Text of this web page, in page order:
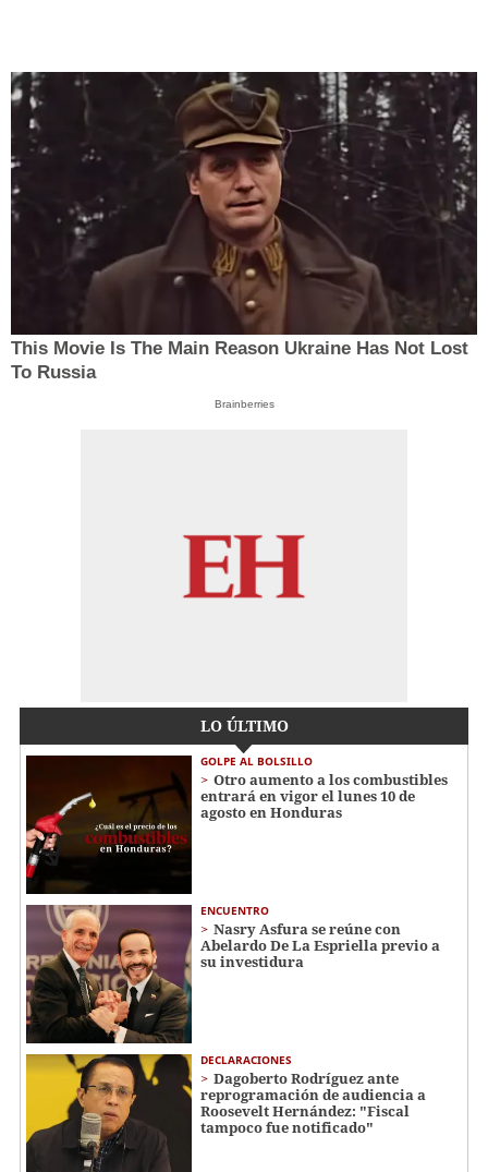
This Movie Is The Main Reason Ukraine Has Not Lost
To Russia
Brainberries
LO ÚLTIMO
GOLPE AL BOLSILLO
Otro aumento a los combustibles
entrará en vigor el lunes 10 de
agosto en Honduras
ENCUENTRO
Nasry Asfura se reúne con
Abelardo De La Espriella previo a
su investidura
DECLARACIONES
Dagoberto Rodríguez ante
reprogramación de audiencia a
Roosevelt Hernández: "Fiscal
tampoco fue notificado"